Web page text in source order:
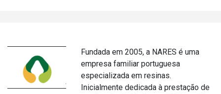
Fundada em 2005, a NARES é uma
empresa familiar portuguesa
especializada em resinas.
Inicialmente dedicada à prestação de